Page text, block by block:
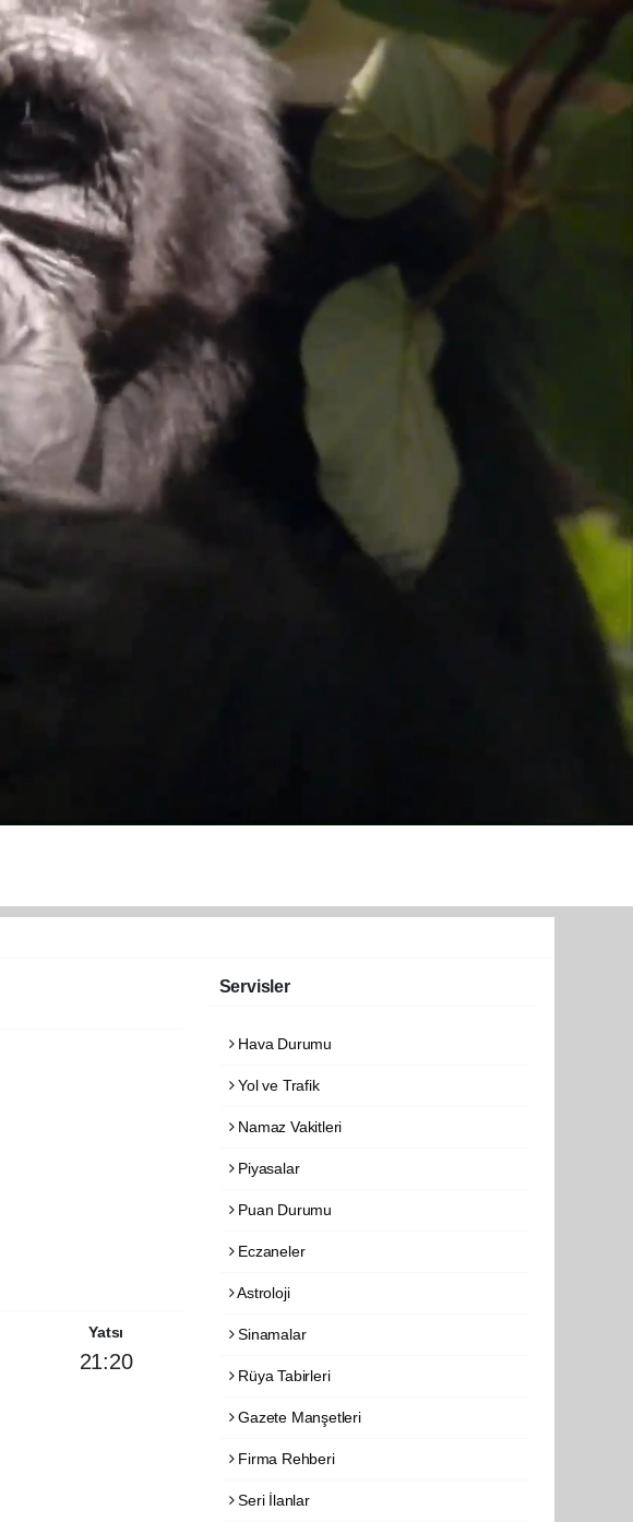
Yatsı
21:20
Servisler
Hava Durumu
Yol ve Trafik
Namaz Vakitleri
Piyasalar
Puan Durumu
Eczaneler
Astroloji
Sinamalar
Rüya Tabirleri
Gazete Manşetleri
Firma Rehberi
Seri İlanlar